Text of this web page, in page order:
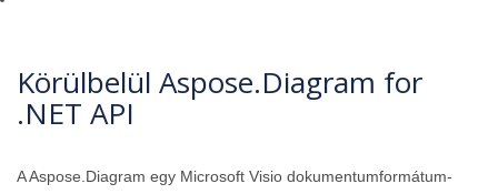
Körülbelül Aspose.Diagram for
.NET API
A Aspose.Diagram egy Microsoft Visio dokumentumformátum-